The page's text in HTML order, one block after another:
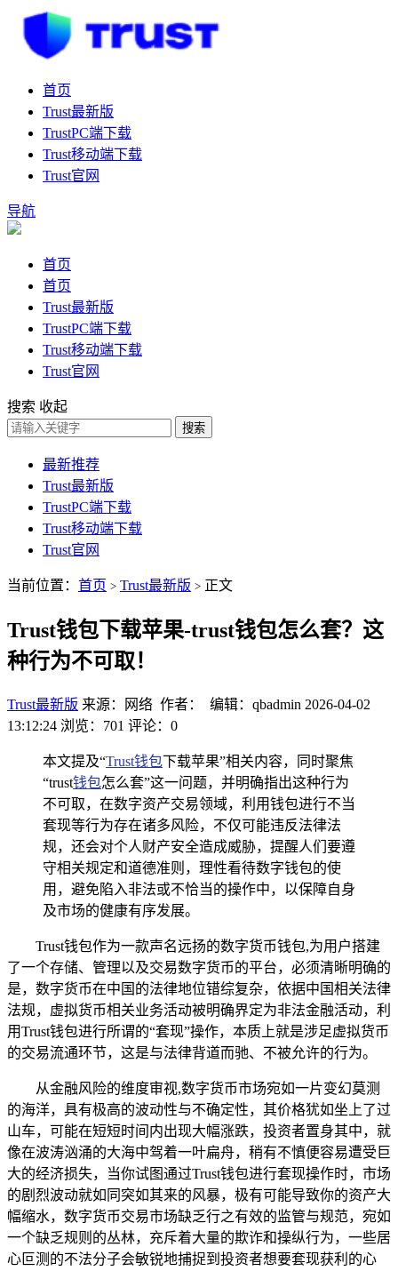
首页
Trust最新版
TrustPC端下载
Trust移动端下载
Trust官网
导航
首页
首页
Trust最新版
TrustPC端下载
Trust移动端下载
Trust官网
搜索 收起
搜索
最新推荐
Trust最新版
TrustPC端下载
Trust移动端下载
Trust官网
当前位置： 首页 > Trust最新版 > 正文
Trust钱包下载苹果-trust钱包怎么套？这
种行为不可取！
Trust最新版 来源：网络 作者： 编辑：qbadmin 2026-04-02
13:12:24 浏览：701 评论：0
本文提及“Trust钱包下载苹果”相关内容，同时聚焦
“trust钱包怎么套”这一问题，并明确指出这种行为
不可取，在数字资产交易领域，利用钱包进行不当
套现等行为存在诸多风险，不仅可能违反法律法
规，还会对个人财产安全造成威胁，提醒人们要遵
守相关规定和道德准则，理性看待数字钱包的使
用，避免陷入非法或不恰当的操作中，以保障自身
及市场的健康有序发展。
Trust钱包作为一款声名远扬的数字货币钱包,为用户搭建
了一个存储、管理以及交易数字货币的平台，必须清晰明确的
是，数字货币在中国的法律地位错综复杂，依据中国相关法律
法规，虚拟货币相关业务活动被明确界定为非法金融活动，利
用Trust钱包进行所谓的“套现”操作，本质上就是涉足虚拟货币
的交易流通环节，这是与法律背道而驰、不被允许的行为。
从金融风险的维度审视,数字货币市场宛如一片变幻莫测
的海洋，具有极高的波动性与不确定性，其价格犹如坐上了过
山车，可能在短短时间内出现大幅涨跌，投资者置身其中，就
像在波涛汹涌的大海中驾着一叶扁舟，稍有不慎便容易遭受巨
大的经济损失，当你试图通过Trust钱包进行套现操作时，市场
的剧烈波动就如同突如其来的风暴，极有可能导致你的资产大
幅缩水，数字货币交易市场缺乏行之有效的监管与规范，宛如
一个缺乏规则的丛林，充斥着大量的欺诈和操纵行为，一些居
心叵测的不法分子会敏锐地捕捉到投资者想要套现获利的心